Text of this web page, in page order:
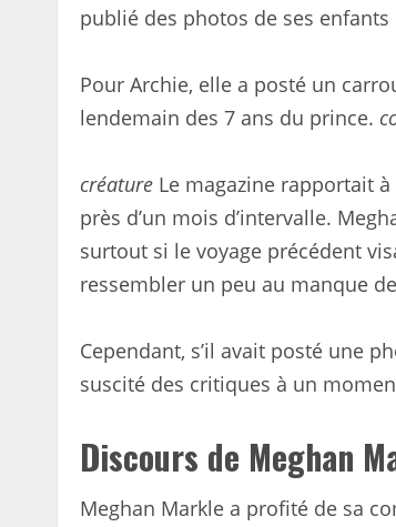
publié des photos de ses
Pour Archie, elle a posté un
lendemain des 7 ans du prince.
créature Le magazine rapportait
près d’un mois d’intervalle.
surtout si le voyage précédent
ressembler un peu au manque
Cependant, s’il avait posté une
suscité des critiques à un
Discours de Meghan
Meghan Markle a profité de sa